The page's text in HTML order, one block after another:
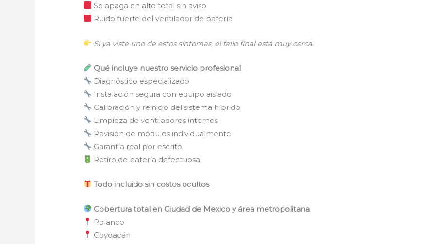
Se apaga en alto total sin aviso
Ruido fuerte del ventilador de batería
Si ya viste uno de estos síntomas, el fallo final está muy cerca.
Qué incluye nuestro servicio profesional
Diagnóstico especializado
Instalación segura con equipo aislado
Calibración y reinicio del sistema híbrido
Limpieza de ventiladores internos
Revisión de módulos individualmente
Garantía real por escrito
Retiro de batería defectuosa
Todo incluido sin costos ocultos
Cobertura total en Ciudad de Mexico y área metropolitana
Polanco
Coyoacán